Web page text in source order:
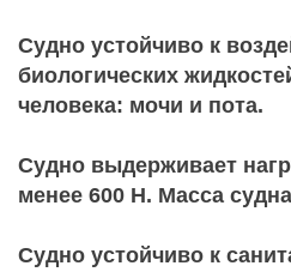
Судно устойчиво к
биологических
человека: мочи и пота.
Судно выдерживает
менее 600 H. Масса
Судно устойчиво к